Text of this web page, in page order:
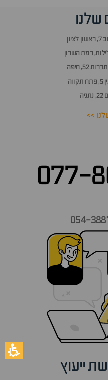
שלנו
רמת השרון
חיפה
>>
077-
ייעוץ